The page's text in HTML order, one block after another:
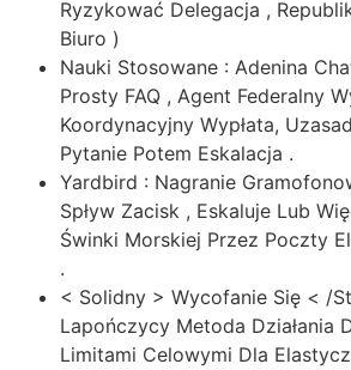
Ryzykować Delegacja ,
Biuro )
Nauki Stosowane : Adenina
Prosty FAQ , Agent Federalny
Koordynacyjny Wypłata,
Pytanie Potem Eskalacja .
Yardbird : Nagranie
Spływ Zacisk , Eskaluje Lub
Świnki Morskiej Przez Poczty
.
< Solidny > Wycofanie Się < /
Lapończycy Metoda Działania
Limitami Celowymi Dla